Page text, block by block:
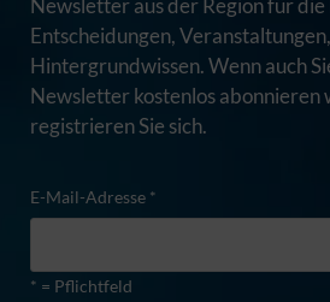
Newsletter aus der Region für die
Entscheidungen,
Hintergrundwissen. Wenn auch
Newsletter kostenlos abonnieren
registrieren Sie sich.
E-Mail-Adresse *
* = Pflichtfeld